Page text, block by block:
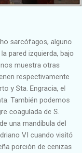
sarcófagos, alguno
pared izquierda, bajo
muestra otras
respectivamente
y Sta. Engracia, el
También podemos
coagulada de S.
una mandíbula del
VI cuando visitó
porción de cenizas